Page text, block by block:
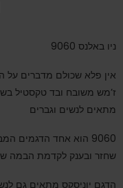
ניו באלנס 9060
אין פלא שכולם מדברים על
ז’מש משובח ובד טקסטיל
מתאים לנשים וגברים
9060 הוא אחד הדגמים
שחזר ובענק לקדמת הבמה
הדגם יוניסקס מתאים גם